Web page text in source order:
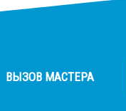
ВЫЗОВ МАСТЕРА